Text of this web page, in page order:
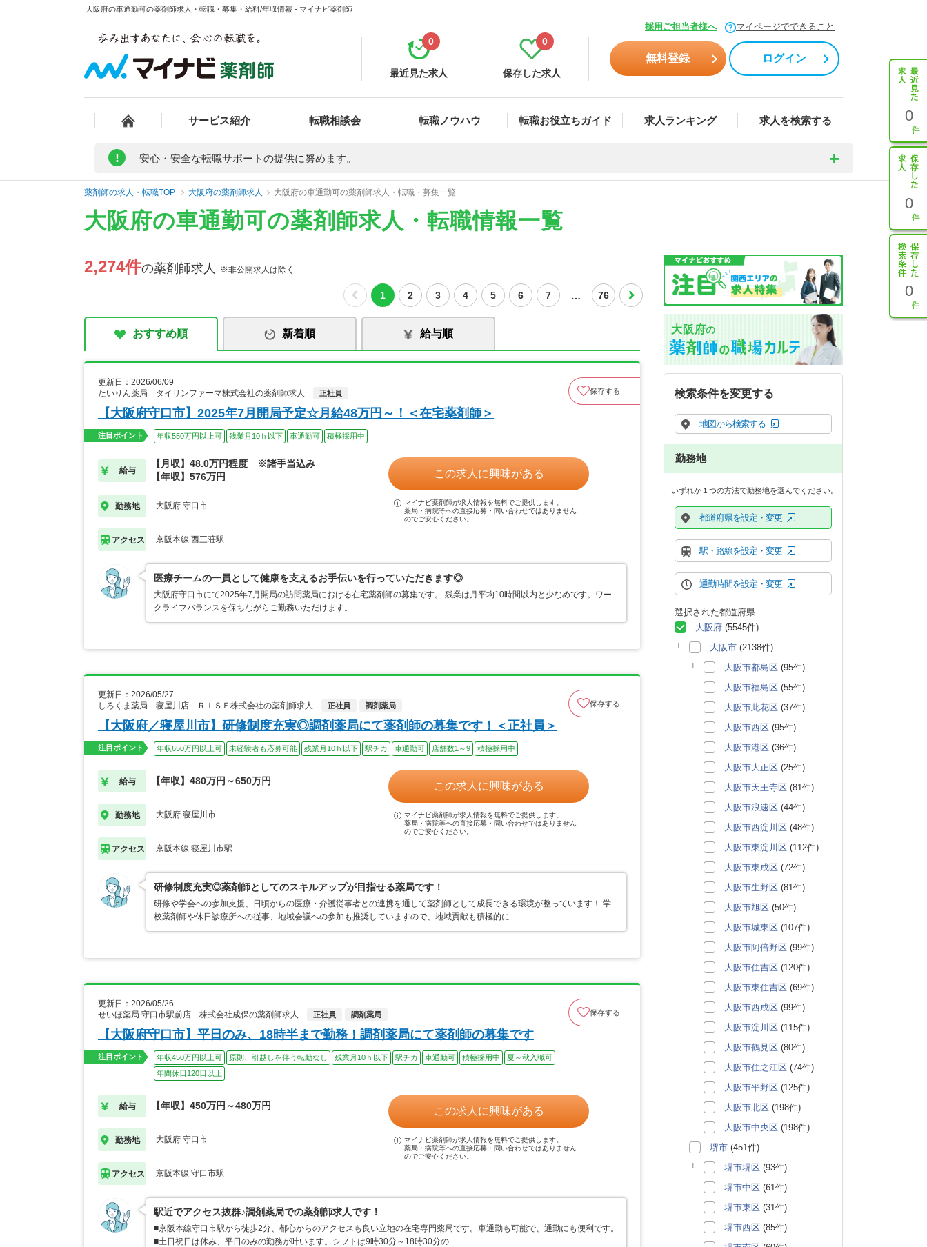
大阪府の車通勤可の薬剤師求人・転職・募集・給料/年収情報 - マイナビ薬剤師
採用ご担当者様へ マイページでできること
最近見た求人
0
保存した求人
0
無料登録 ログイン
サービス紹介 転職相談会 転職ノウハウ 転職お役立ちガイド 求人ランキング 求人を検索する 0
0
0
! 安心・安全な転職サポートの提供に努めます。
薬剤師の求人・転職TOP 大阪府の薬剤師求人 大阪府の車通勤可の薬剤師求人・転職・募集一覧
大阪府の車通勤可の薬剤師求人・転職情報一覧
2,274件の薬剤師求人 ※非公開求人は除く
1 2 3 4 5 6 7 … 76
おすすめ順 新着順 給与順
更新日：2026/06/09
たいりん薬局 タイリンファーマ株式会社の薬剤師求人
正社員 保存する
【大阪府守口市】2025年7月開局予定☆月給48万円～！＜在宅薬剤師＞
注目ポイント 年収550万円以上可 残業月10ｈ以下 車通勤可 積極採用中
給与
【月収】48.0万円程度 ※諸手当込み
【年収】576万円
勤務地 大阪府 守口市
アクセス 京阪本線 西三荘駅
この求人に興味がある
マイナビ薬剤師が求人情報を無料でご提供します。
薬局・病院等への直接応募・問い合わせではありません
のでご安心ください。
医療チームの一員として健康を支えるお手伝いを行っていただきます◎
大阪府守口市にて2025年7月開局の訪問薬局における在宅薬剤師の募集です。 残業は月平均10時間以内と少なめです。ワー
クライフバランスを保ちながらご勤務いただけます。
更新日：2026/05/27
しろくま薬局 寝屋川店 ＲＩＳＥ株式会社の薬剤師求人
正社員 調剤薬局 保存する
【大阪府／寝屋川市】研修制度充実◎調剤薬局にて薬剤師の募集です！＜正社員＞
注目ポイント 年収650万円以上可 未経験者も応募可能 残業月10ｈ以下 駅チカ 車通勤可 店舗数1～9 積極採用中
給与 【年収】480万円～650万円
勤務地 大阪府 寝屋川市
アクセス 京阪本線 寝屋川市駅
この求人に興味がある
マイナビ薬剤師が求人情報を無料でご提供します。
薬局・病院等への直接応募・問い合わせではありません
のでご安心ください。
研修制度充実◎薬剤師としてのスキルアップが目指せる薬局です！
研修や学会への参加支援、日頃からの医療・介護従事者との連携を通して薬剤師として成長できる環境が整っています！ 学
校薬剤師や休日診療所への従事、地域会議への参加も推奨していますので、地域貢献も積極的に…
更新日：2026/05/26
せいほ薬局 守口市駅前店 株式会社成保の薬剤師求人
正社員 調剤薬局 保存する
【大阪府守口市】平日のみ、18時半まで勤務！調剤薬局にて薬剤師の募集です
注目ポイント 年収450万円以上可 原則、引越しを伴う転勤なし 残業月10ｈ以下 駅チカ 車通勤可 積極採用中
夏～秋入職可
年間休日120日以上
給与 【年収】450万円～480万円
勤務地 大阪府 守口市
アクセス 京阪本線 守口市駅
この求人に興味がある
マイナビ薬剤師が求人情報を無料でご提供します。
薬局・病院等への直接応募・問い合わせではありません
のでご安心ください。
駅近でアクセス抜群♪調剤薬局での薬剤師求人です！
■京阪本線守口市駅から徒歩2分、都心からのアクセスも良い立地の在宅専門薬局です。車通勤も可能で、通勤にも便利です。
■土日祝日は休み、平日のみの勤務が叶います。シフトは9時30分～18時30分の…
大阪府の
検索条件を変更する
地図から検索する
勤務地
いずれか１つの方法で勤務地を選んでください。
都道府県を設定・変更
駅・路線を設定・変更
通勤時間を設定・変更
選択された都道府県
大阪府 (5545件)
大阪市 (2138件)
大阪市都島区 (95件)
大阪市福島区 (55件)
大阪市此花区 (37件)
大阪市西区 (95件)
大阪市港区 (36件)
大阪市大正区 (25件)
大阪市天王寺区 (81件)
大阪市浪速区 (44件)
大阪市西淀川区 (48件)
大阪市東淀川区 (112件)
大阪市東成区 (72件)
大阪市生野区 (81件)
大阪市旭区 (50件)
大阪市城東区 (107件)
大阪市阿倍野区 (99件)
大阪市住吉区 (120件)
大阪市東住吉区 (69件)
大阪市西成区 (99件)
大阪市淀川区 (115件)
大阪市鶴見区 (80件)
大阪市住之江区 (74件)
大阪市平野区 (125件)
大阪市北区 (198件)
大阪市中央区 (198件)
堺市 (451件)
堺市堺区 (93件)
堺市中区 (61件)
堺市東区 (31件)
堺市西区 (85件)